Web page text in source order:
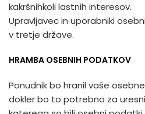
kakršnihkoli lastnih interesov.
Upravljavec in uporabniki
v tretje države.
HRAMBA OSEBNIH PODATKOV
Ponudnik bo hranil vaše
dokler bo to potrebno za